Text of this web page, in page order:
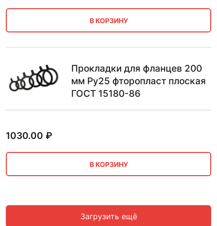
В КОРЗИНУ
Прокладки для фланцев 200
мм Ру25 фторопласт плоская
ГОСТ 15180-86
1030.00 ₽
В КОРЗИНУ
Загрузить ещё